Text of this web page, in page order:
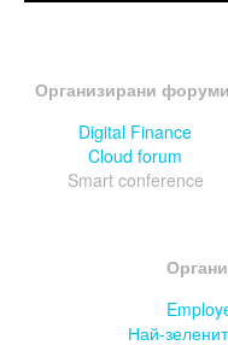
Организирани
Digital Finance
Cloud forum
Smart conference
Най-